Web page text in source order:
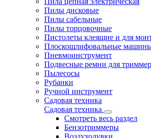
Пилы дисковые
Пилы сабельные
Пилы торцовочные
Пистолеты клеящие и для
Плоскошлифовальные
Пневмоинструмент
Подвесные ремни для
Пылесосы
Рубанки
Ручной инструмент
Садовая техника
Садовая техника
Смотреть весь раздел
Бензотриммеры
Воздуходувки